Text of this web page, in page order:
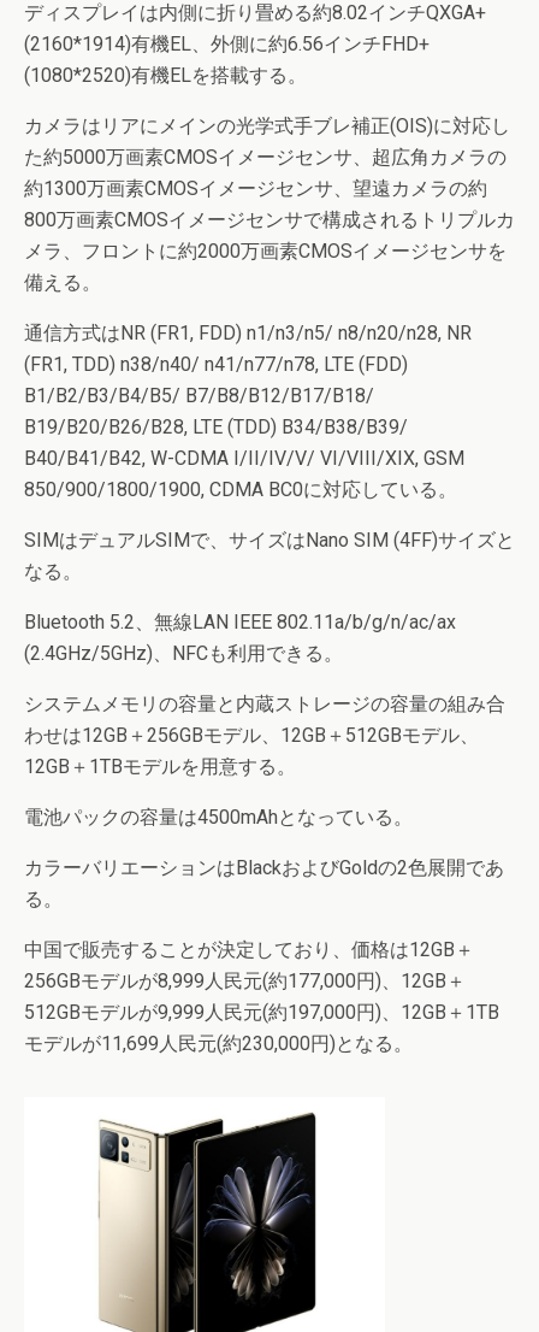
ディスプレイは内側に折り畳める約8.02インチQXGA+
(2160*1914)有機EL、外側に約6.56インチFHD+
(1080*2520)有機ELを搭載する。
カメラはリアにメインの光学式手ブレ補正(OIS)に対応し
た約5000万画素CMOSイメージセンサ、超広角カメラの
約1300万画素CMOSイメージセンサ、望遠カメラの約
800万画素CMOSイメージセンサで構成されるトリプルカ
メラ、フロントに約2000万画素CMOSイメージセンサを
備える。
通信方式はNR (FR1, FDD) n1/n3/n5/ n8/n20/n28, NR
(FR1, TDD) n38/n40/ n41/n77/n78, LTE (FDD)
B1/B2/B3/B4/B5/ B7/B8/B12/B17/B18/
B19/B20/B26/B28, LTE (TDD) B34/B38/B39/
B40/B41/B42, W-CDMA I/II/IV/V/ VI/VIII/XIX, GSM
850/900/1800/1900, CDMA BC0に対応している。
SIMはデュアルSIMで、サイズはNano SIM (4FF)サイズと
なる。
Bluetooth 5.2、無線LAN IEEE 802.11a/b/g/n/ac/ax
(2.4GHz/5GHz)、NFCも利用できる。
システムメモリの容量と内蔵ストレージの容量の組み合
わせは12GB＋256GBモデル、12GB＋512GBモデル、
12GB＋1TBモデルを用意する。
電池パックの容量は4500mAhとなっている。
カラーバリエーションはBlackおよびGoldの2色展開であ
る。
中国で販売することが決定しており、価格は12GB＋
256GBモデルが8,999人民元(約177,000円)、12GB＋
512GBモデルが9,999人民元(約197,000円)、12GB＋1TB
モデルが11,699人民元(約230,000円)となる。